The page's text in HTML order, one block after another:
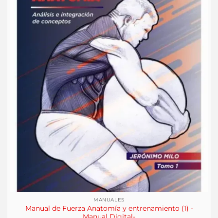
MANUALES
Manual de Fuerza Anatomía y entrenamiento (1) -